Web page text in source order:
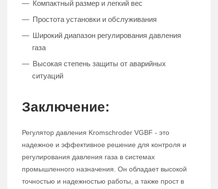
Компактный размер и легкий вес
Простота установки и обслуживания
Широкий диапазон регулирования давления
газа
Высокая степень защиты от аварийных
ситуаций
Заключение:
Регулятор давления Kromschroder VGBF - это
надежное и эффективное решение для контроля и
регулирования давления газа в системах
промышленного назначения. Он обладает высокой
точностью и надежностью работы, а также прост в